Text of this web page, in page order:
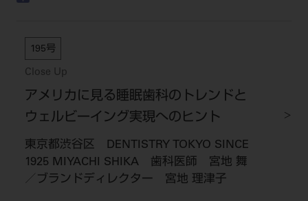
195号
Close Up
アメリカに見る睡眠歯科のトレンドと
ウェルビーイング実現へのヒント
東京都渋谷区 DENTISTRY TOKYO SINCE
1925 MIYACHI SHIKA 歯科医師 宮地 舞
／ブランドディレクター 宮地 理津子